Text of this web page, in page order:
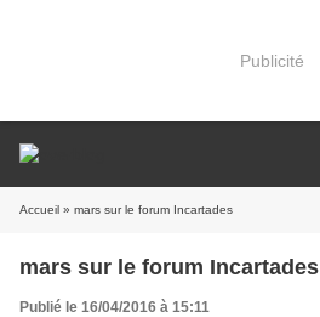
Publicité
Accueil » mars sur le forum Incartades
mars sur le forum Incartades
Publié le 16/04/2016 à 15:11